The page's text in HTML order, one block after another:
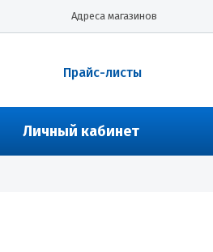
Адреса магазинов
Прайс-листы
Личный кабинет